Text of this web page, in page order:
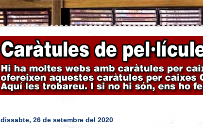
dissabte, 26 de setembre del 2020